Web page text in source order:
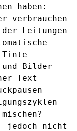
haben:
verbrauchen
Leitungen
Tinte
Bilder
Text
jedoch nicht